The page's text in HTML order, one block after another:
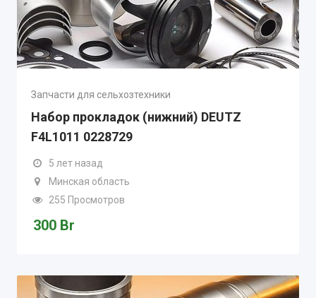
Запчасти для сельхозтехники
Набор прокладок (нижний) DEUTZ
F4L1011 0228729
5 лет назад
Минская область
255 Просмотров
300 Br